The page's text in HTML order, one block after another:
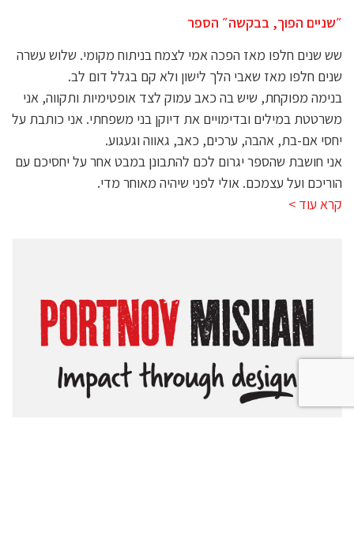
״שניים הפוך, בבקשה״ הספר
שש שנים חלפו מאז הפכה אמי לצמח בניתוח מקומי. שלוש עשרה
שנים חלפו מאז שאבי הלך לישון ולא קם בגלל דום לב.
בנימה מפוקחת, שיש בה כאב עמוק לצד אופטימיות ותקווה, אני
משרטטת במילים ובדימויים את דיוקן בני משפחתי. אני כותבת על
יחסי אם-בת, אהבה, ערכים, כאב, גאווה וגעגוע.
אני חושבת שהספר יגרום לכם להתבונן במבט אחר על יחסיכם עם
הוריכם ועל עצמכם. אולי לפני שיהיה מאוחר מדי.
קרא עוד >